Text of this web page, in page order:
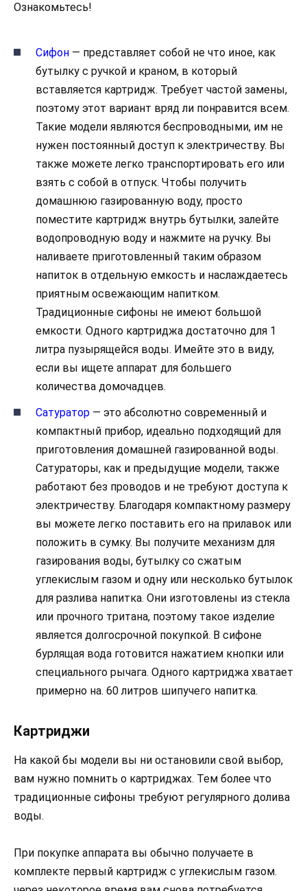
Ознакомьтесь!
Сифон — представляет собой не что иное, как
бутылку с ручкой и краном, в который
вставляется картридж. Требует частой замены,
поэтому этот вариант вряд ли понравится всем.
Такие модели являются беспроводными, им не
нужен постоянный доступ к электричеству. Вы
также можете легко транспортировать его или
взять с собой в отпуск. Чтобы получить
домашнюю газированную воду, просто
поместите картридж внутрь бутылки, залейте
водопроводную воду и нажмите на ручку. Вы
наливаете приготовленный таким образом
напиток в отдельную емкость и наслаждаетесь
приятным освежающим напитком.
Традиционные сифоны не имеют большой
емкости. Одного картриджа достаточно для 1
литра пузырящейся воды. Имейте это в виду,
если вы ищете аппарат для большего
количества домочадцев.
Сатуратор — это абсолютно современный и
компактный прибор, идеально подходящий для
приготовления домашней газированной воды.
Сатураторы, как и предыдущие модели, также
работают без проводов и не требуют доступа к
электричеству. Благодаря компактному размеру
вы можете легко поставить его на прилавок или
положить в сумку. Вы получите механизм для
газирования воды, бутылку со сжатым
углекислым газом и одну или несколько бутылок
для разлива напитка. Они изготовлены из стекла
или прочного тритана, поэтому такое изделие
является долгосрочной покупкой. В сифоне
бурлящая вода готовится нажатием кнопки или
специального рычага. Одного картриджа хватает
примерно на. 60 литров шипучего напитка.
Картриджи
На какой бы модели вы ни остановили свой выбор,
вам нужно помнить о картриджах. Тем более что
традиционные сифоны требуют регулярного долива
воды.
При покупке аппарата вы обычно получаете в
комплекте первый картридж с углекислым газом.